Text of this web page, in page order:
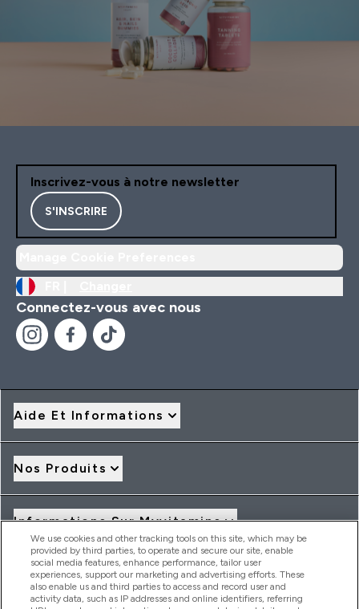
il est transformé! Un joli
dès le réveil, une peau
cernes sous les yeux et
plaisir de me maquiller!!
suis certaine qu'il y aura
pour la qualité de leurs
produits, on peut leurs
Inscrivez-vous à notre newsletter
S'INSCRIRE
Connectez-vous avec nous
Aide Et Informations
Nos Produits
Informations Sur Myvitamins
Offres Et Réductions
We use cookies and other tracking tools on this site, which may be
provided by third parties, to operate and secure our site, enable
social media features, enhance performance, tailor user
experiences, support our marketing and advertising efforts. These
also enable us and third parties to access and record user and
activity data, such as IP addresses and online identifiers, referring